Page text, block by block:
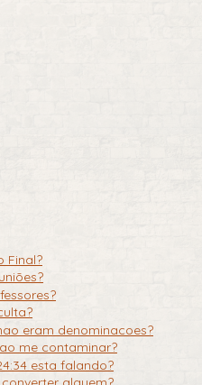
Final?
eram denominacoes?
me contaminar?
esta falando?